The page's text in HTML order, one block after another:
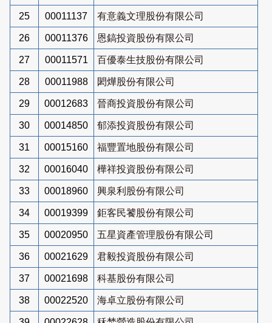
25 00011137 有意義文理股份有限公司
26 00011376 恩鎬投資股份有限公司
27 00011571 百優泰生技股份有限公司
28 00011988 閎燁股份有限公司
29 00012683 晉商投資股份有限公司
30 00014850 郁添投資股份有限公司
31 00015160 福豐置地股份有限公司
32 00016040 樺祥投資股份有限公司
33 00018960 興泉利股份有限公司
34 00019399 鉅客民饕股份有限公司
35 00020950 五星資產管理股份有限公司
36 00021629 君毅投資股份有限公司
37 00021698 科基股份有限公司
38 00022520 海卓立股份有限公司